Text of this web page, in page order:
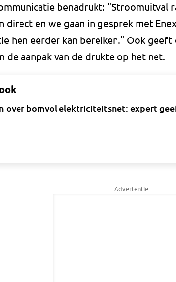
benadrukt: "Stroomuitval
direct en we gaan in gesprek met
hen eerder kan bereiken." Ook geeft
de aanpak van de drukte op het net.
over bomvol elektriciteitsnet: expert
Advertentie